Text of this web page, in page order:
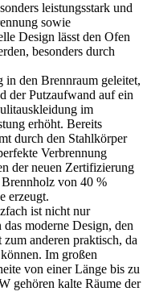
leistungsstark und
sowie
Design lässt den Ofen
besonders durch
den Brennraum geleitet,
der Putzaufwand auf ein
im
erhöht. Bereits
durch den Stahlkörper
Verbrennung
der neuen Zertifizierung
von 40 %
erzeugt.
ist nicht nur
moderne Design, den
anderen praktisch, da
Im großen
von einer Länge bis zu
gehören kalte Räume der